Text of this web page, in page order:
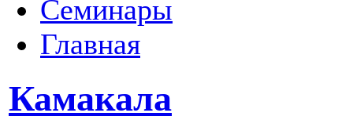
Семинары
Главная
Камакала